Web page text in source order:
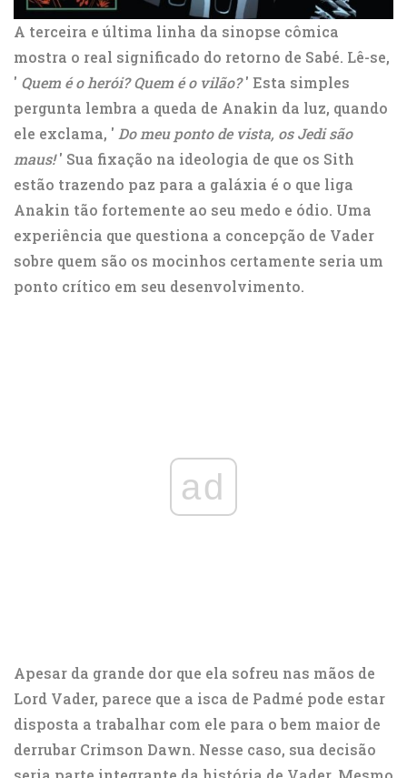
A terceira e última linha da sinopse cômica
mostra o real significado do retorno de Sabé. Lê-se,
' Quem é o herói? Quem é o vilão?' Esta simples
pergunta lembra a queda de Anakin da luz, quando
ele exclama, ' Do meu ponto de vista, os Jedi são
maus!' Sua fixação na ideologia de que os Sith
estão trazendo paz para a galáxia é o que liga
Anakin tão fortemente ao seu medo e ódio. Uma
experiência que questiona a concepção de Vader
sobre quem são os mocinhos certamente seria um
ponto crítico em seu desenvolvimento.
ad
Apesar da grande dor que ela sofreu nas mãos de
Lord Vader, parece que a isca de Padmé pode estar
disposta a trabalhar com ele para o bem maior de
derrubar Crimson Dawn. Nesse caso, sua decisão